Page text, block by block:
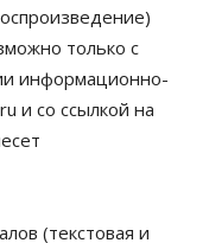
в десяти
введут
только с
информационно-
и со ссылкой на
(текстовая и